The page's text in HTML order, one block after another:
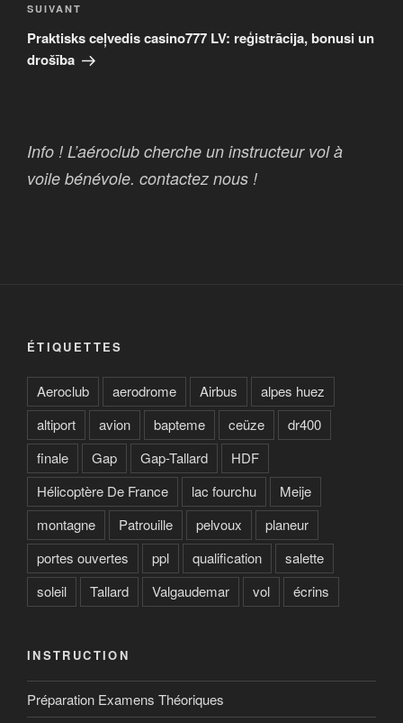
Article
suivant
SUIVANT
Praktisks ceļvedis casino777 LV: reģistrācija, bonusi un
drošība
Info ! L’aéroclub cherche un instructeur vol à
voile bénévole. contactez nous !
ÉTIQUETTES
Aeroclub aerodrome Airbus
alpes huez
altiport
avion bapteme ceüze
dr400
finale
Gap Gap-Tallard
HDF
Hélicoptère De France
lac fourchu
Meije
montagne
Patrouille pelvoux
planeur
portes ouvertes
ppl qualification
salette
soleil
Tallard Valgaudemar vol écrins
INSTRUCTION
Préparation Examens Théoriques